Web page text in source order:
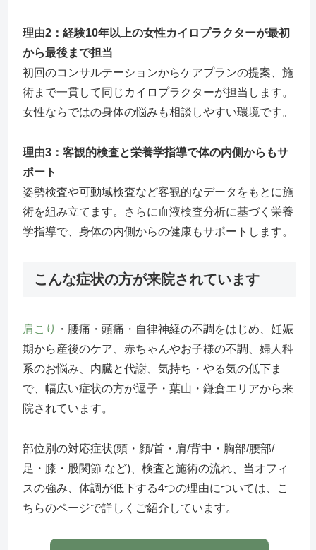
理由2：経験10年以上の女性カイロプラクターが最初
から最後まで担当
初回のコンサルテーションからケアプランの提案、施
術まで一貫して同じカイロプラクターが担当します。
女性ならではの身体の悩みも相談しやすい環境です。
理由3：客観的検査と栄養学指導で体の内側からもサ
ポート
姿勢検査や可動域検査など客観的なデータをもとに施
術を組み立てます。さらに血液検査分析に基づく栄養
学指導で、身体の内側からの健康もサポートします。
こんな症状の方が来院されています
肩こり
・腰痛・頭痛・自律神経の不調をはじめ、妊娠
期から産後のケア、赤ちゃんやお子様の不調、婦人科
系のお悩み、内臓と代謝、気持ち・やる気の低下ま
で、幅広い症状の方が逗子・葉山・鎌倉エリアから来
院されています。
部位別の対応症状(頭・顔/首・肩/背中・胸部/腰部/
足・膝・股関節 など)、検査と施術の流れ、当オフィ
スの強み、体調が低下する4つの理由については、こ
ちらのページで詳しくご紹介しています。